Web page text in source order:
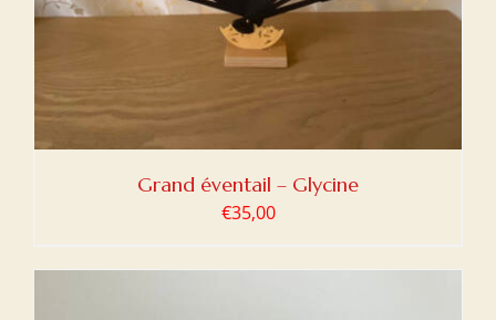
Grand éventail – Glycine
€35,00